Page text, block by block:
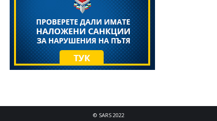
© SARS 2022